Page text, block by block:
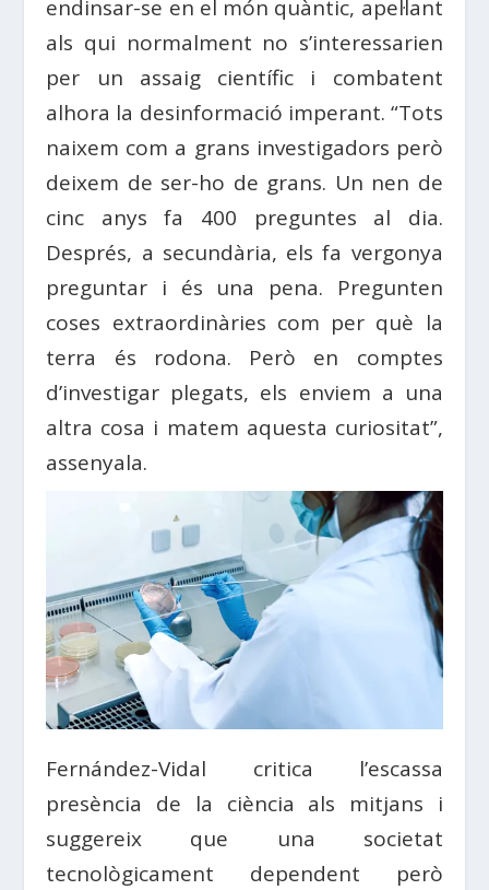
endinsar-se en el món quàntic, apel·lant
als qui normalment no s’interessarien
per un assaig científic i combatent
alhora la desinformació imperant. “Tots
naixem com a grans investigadors però
deixem de ser-ho de grans. Un nen de
cinc anys fa 400 preguntes al dia.
Després, a secundària, els fa vergonya
preguntar i és una pena. Pregunten
coses extraordinàries com per què la
terra és rodona. Però en comptes
d’investigar plegats, els enviem a una
altra cosa i matem aquesta curiositat”,
assenyala.
Fernández-Vidal critica l’escassa
presència de la ciència als mitjans i
suggereix que una societat
tecnològicament dependent però